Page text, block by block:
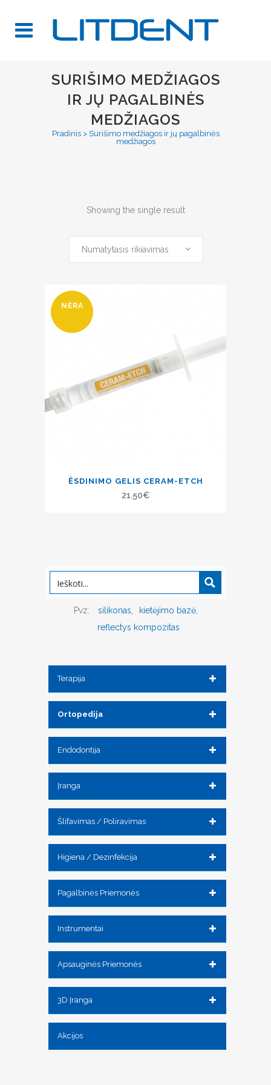
SURIŠIMO MEDŽIAGOS
IR JŲ PAGALBINĖS
MEDŽIAGOS
Pradinis> Surišimo medžiagos ir jų pagalbinės
medžiagos
Showing the single result
Numatytasis rikiavimas
NĖRA
ĖSDINIMO GELIS CERAM-ETCH
21.50€
Pvz: silikonas
kietėjimo bazė
reflectys kompozitas
Terapija
Ortopedija
Endodontija
Įranga
Šlifavimas / Poliravimas
Higiena / Dezinfekcija
Pagalbinės Priemonės
Instrumentai
Apsauginės Priemonės
3D Įranga
Akcijos